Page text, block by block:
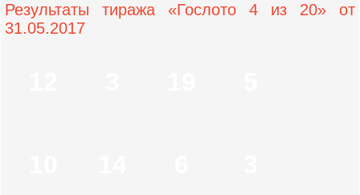
Результаты тиража «Гослото 4 из 20» от
31.05.2017